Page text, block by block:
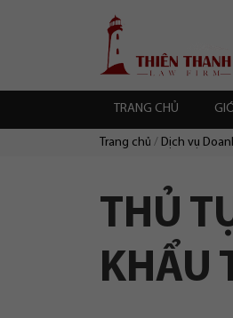
Trang
chủ
TRANG CHỦ
Duyệt:
Trang chủ Dịch vụ
THỦ
KHẨU